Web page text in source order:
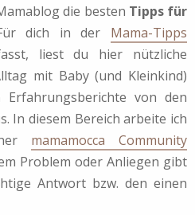
die besten Tipps für
dich in der Mama-Tipps
liest du hier nützliche
mit Baby (und Kleinkind)
Erfahrungsberichte von den
In diesem Bereich arbeite ich
mamamocca Community
Problem oder Anliegen gibt
Antwort bzw. den einen